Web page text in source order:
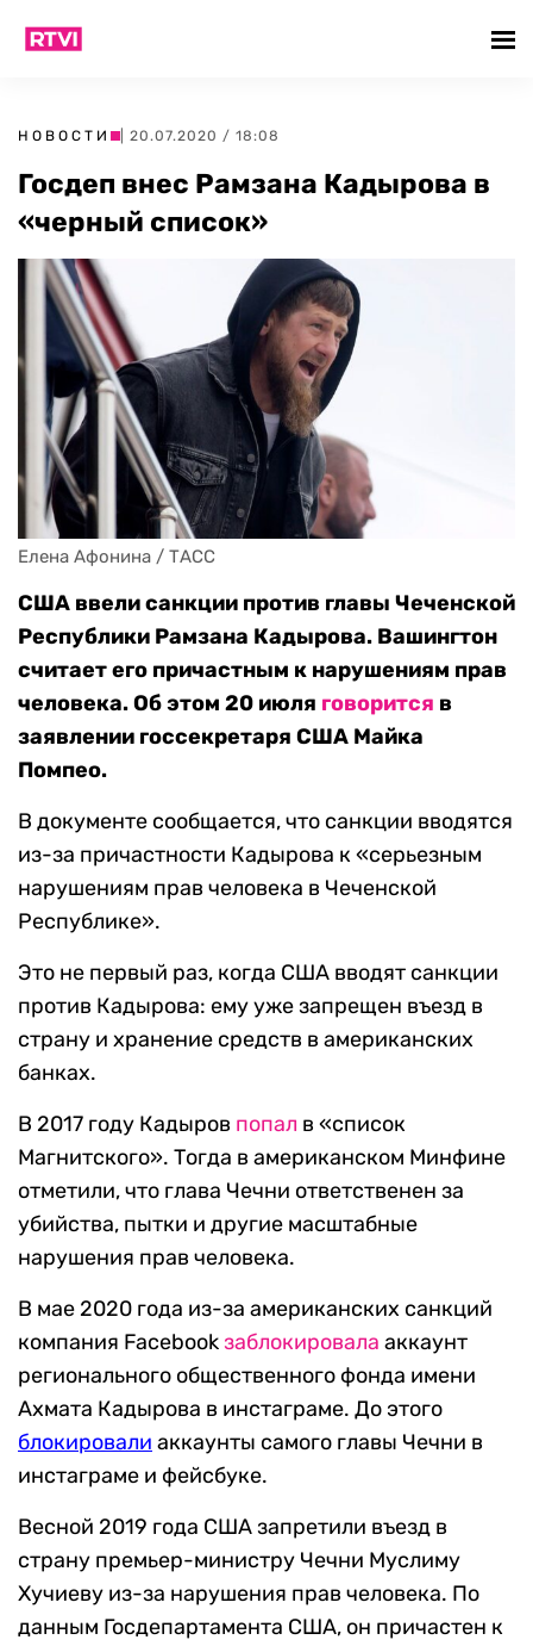
НОВОСТИ | 20.07.2020 / 18:08
Госдеп внес Рамзана Кадырова в
«черный список»
Елена Афонина / ТАСС
США ввели санкции против главы Чеченской
Республики Рамзана Кадырова. Вашингтон
считает его причастным к нарушениям прав
человека. Об этом 20 июля говорится в
заявлении госсекретаря США Майка
Помпео.
В документе сообщается, что санкции вводятся
из-за причастности Кадырова к «серьезным
нарушениям прав человека в Чеченской
Республике».
Это не первый раз, когда США вводят санкции
против Кадырова: ему уже запрещен въезд в
страну и хранение средств в американских
банках.
В 2017 году Кадыров попал в «список
Магнитского». Тогда в американском Минфине
отметили, что глава Чечни ответственен за
убийства, пытки и другие масштабные
нарушения прав человека.
В мае 2020 года из-за американских санкций
компания Facebookзаблокировала аккаунт
регионального общественного фонда имени
Ахмата Кадырова в инстаграме. До этого
блокировали аккаунты самого главы Чечни в
инстаграме и фейсбуке.
Весной 2019 года США запретили въезд в
страну премьер-министру Чечни Муслиму
Хучиеву из-за нарушения прав человека. По
данным Госдепартамента США, он причастен к